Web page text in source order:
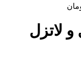
و لاتزل